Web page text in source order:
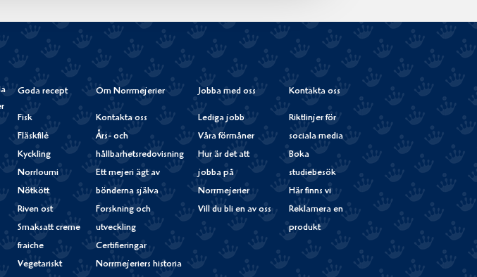
Instagram
Goda recept
Fisk
Fläskfilé
Kyckling
Norrloumi
Nötkött
Riven ost
Smaksatt creme
fraiche
Vegetariskt
Om Norrmejerier
Kontakta oss
Års- och
hållbarhetsredovisning
Ett mejeri ägt av
bönderna själva
Forskning och
utveckling
Certifieringar
Norrmejeriers historia
Jobba med oss
Lediga jobb
Våra förmåner
Hur är det att
jobba på
Norrmejerier
Vill du bli en av oss
Kontakta oss
Riktlinjer för
sociala media
Boka
studiebesök
Här finns vi
Reklamera en
produkt